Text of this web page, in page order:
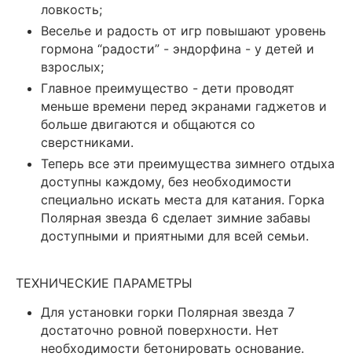
ловкость;
Веселье и радость от игр повышают уровень
гормона “радости” - эндорфина - у детей и
взрослых;
Главное преимущество - дети проводят
меньше времени перед экранами гаджетов и
больше двигаются и общаются со
сверстниками.
Теперь все эти преимущества зимнего отдыха
доступны каждому, без необходимости
специально искать места для катания. Горка
Полярная звезда 6 сделает зимние забавы
доступными и приятными для всей семьи.
ТЕХНИЧЕСКИЕ ПАРАМЕТРЫ
Для установки горки Полярная звезда 7
достаточно ровной поверхности. Нет
необходимости бетонировать основание.